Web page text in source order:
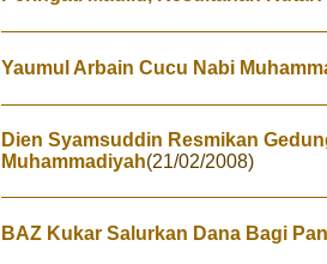
Yaumul Arbain Cucu Nabi
Dien Syamsuddin Resmikan
Muhammadiyah(21/02/2008)
BAZ Kukar Salurkan Dana Bagi